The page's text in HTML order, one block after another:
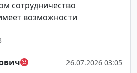
сотрудничество
возможности
26.07.2026 03:05